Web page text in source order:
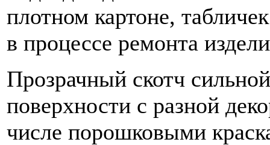
плотном картоне,
в процессе ремонта
Прозрачный скотч
поверхности с разной
числе порошковыми